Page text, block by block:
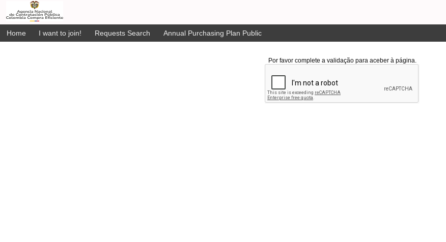
Home I want to join! Requests Search Annual Purchasing Plan Public
Por favor complete a validação para aceber à página.